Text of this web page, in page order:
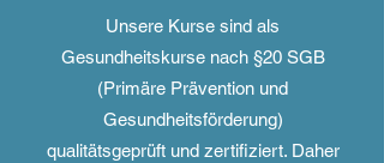
Unsere Kurse sind als
Gesundheitskurse nach §20 SGB
(Primäre Prävention und
Gesundheitsförderung)
qualitätsgeprüft und zertifiziert. Daher